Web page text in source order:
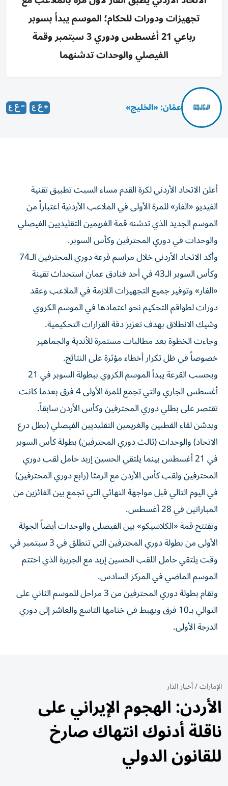
تجهيزات ودورات للحكام؛ الموسم يبدأ بسوبر
رباعي 21 أغسطس ودوري 3 سبتمبر وقمة
الفيصلي والوحدات تدشنهما
عمّان: «الخليج»
أعلن الاتحاد الأردني لكرة القدم مساء السبت تطبيق تقنية
الفيديو «الفار» للمرة الأولى في الملاعب الأردنية اعتباراً من
الموسم الجديد الذي تدشنه قمة الغريمين التقليديين الفيصلي
والوحدات في دوري المحترفين وكأس السوبر.
وأكد الاتحاد الأردني خلال مراسم قرعة دوري المحترفين الـ74
وكأس السوبر الـ43 في أحد فنادق عمان استحداث تقينة
«الفار» وتوفير جميع التجهيزات اللازمة في الملاعب وعقد
دورات لطواقم التحكيم نحو اعتمادها في الموسم الكروي
وشيك الانطلاق بهدف تعزيز دقة القرارات التحكيمية.
وجاءت الخطوة بعد مطالبات مستمرة للأندية والجماهير
خصوصاً في ظل تكرار أخطاء مؤثرة على النتائج.
وبحسب القرعة يبدأ الموسم الكروي ببطولة السوبر في 21
أغسطس الجاري والتي تجمع للمرة الأولى 4 فرق بعدما كانت
تقتصر على بطلي دوري المحترفين وكأس الأردن سابقاً.
ويدشن لقاء القطبين والغريمين التقليديين الفيصلي (بطل درع
الاتحاد) والوحدات (ثالث دوري المحترفين) بطولة كأس السوبر
في 21 أغسطس بينما يلتقي الحسين إربد حامل لقب دوري
المحترفين ولقب كأس الأردن مع الرمثا (رابع دوري المحترفين)
في اليوم التالي قبل مواجهة النهائي التي تجمع بين الفائزين من
المباراتين في 28 أغسطس.
وتفتتح قمة «الكلاسيكو» بين الفيصلي والوحدات أيضاً الجولة
الأولى من بطولة دوري المحترفين التي تنطلق في 3 سبتمبر في
وقت يلتقي حامل اللقب الحسين إربد مع الجزيرة الذي اختتم
الموسم الماضي في المركز السادس.
وتقام بطولة دوري المحترفين من 3 مراحل للموسم الثاني على
التوالي بـ10 فرق ويهبط في ختامها التاسع والعاشر إلى دوري
الدرجة الأولى.
الإمارات/أخبار الدار
الأردن: الهجوم الإيراني على
ناقلة أدنوك انتهاك صارخ
للقانون الدولي